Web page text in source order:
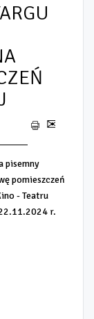
pisemny
pomieszczeń
- Teatru
r.